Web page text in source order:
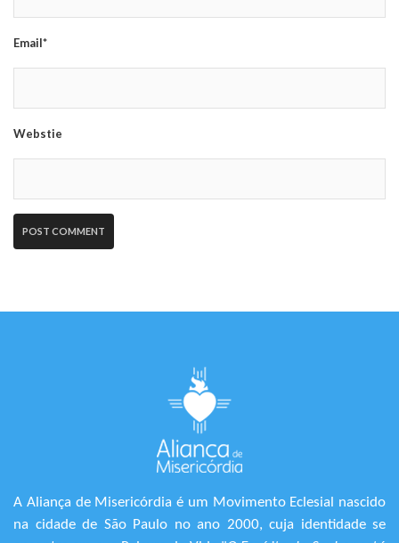
Email*
Webstie
A Aliança de Misericórdia é um Movimento Eclesial nascido
na cidade de São Paulo no ano 2000, cuja identidade se